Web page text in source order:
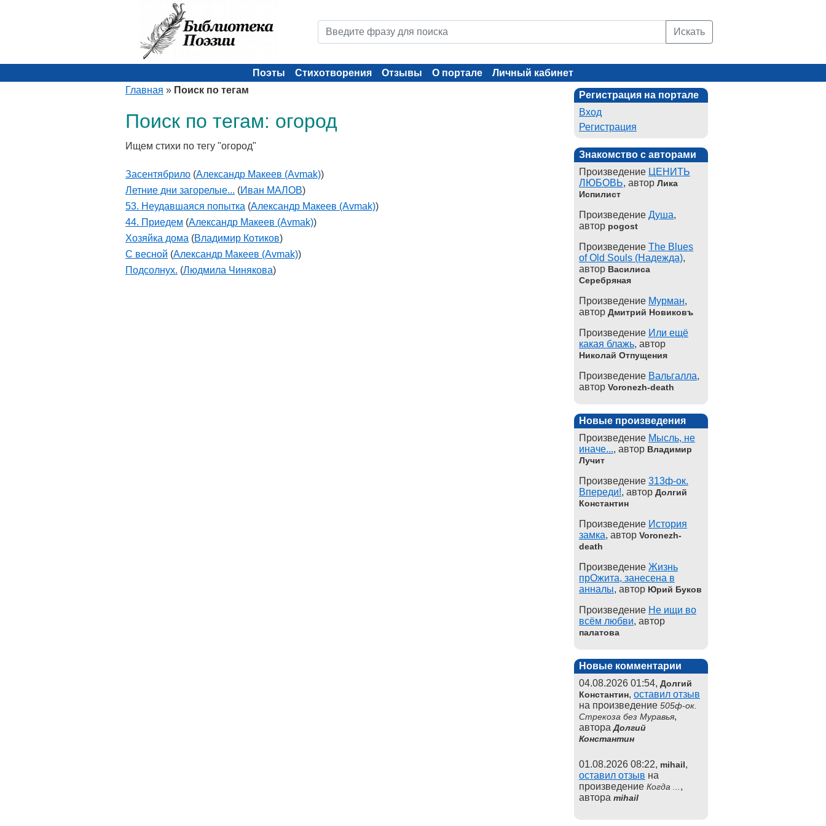
Искать
Поэты Стихотворения Отзывы О портале
Личный кабинет
Главная » Поиск по тегам
Поиск по тегам: огород
Ищем стихи по тегу "огород"
Засентябрило (Александр Макеев (Avmak))
Летние дни загорелые... (Иван МАЛОВ)
53. Неудавшаяся попытка (Александр Макеев (Avmak))
44. Приедем (Александр Макеев (Avmak))
Хозяйка дома (Владимир Котиков)
С весной (Александр Макеев (Avmak))
Подсолнух. (Людмила Чинякова)
Регистрация на портале
Вход
Регистрация
Знакомство с авторами
Произведение ЦЕНИТЬ
ЛЮБОВЬ, автор Лика
Испилист
Произведение Душа,
автор pogost
Произведение The Blues
of Old Souls (Надежда),
автор Василиса
Серебряная
Произведение Мурман,
автор Дмитрий Новиковъ
Произведение Или ещё
какая блажь, автор
Николай Отпущения
Произведение Вальгалла,
автор Voronezh-death
Новые произведения
Произведение Мысль, не
иначе..., автор Владимир
Лучит
Произведение 313ф-ок.
Впереди!, автор Долгий
Константин
Произведение История
замка, автор Voronezh-
death
Произведение Жизнь
прОжита, занесена в
анналы, автор Юрий Буков
Произведение Не ищи во
всём любви, автор
палатова
Новые комментарии
04.08.2026 01:54, Долгий
Константин, оставил отзыв
на произведение 505ф-ок.
Стрекоза без Муравья,
автораДолгий
Константин
01.08.2026 08:22, mihail,
оставил отзыв на
произведение Когда ... ,
автора mihail